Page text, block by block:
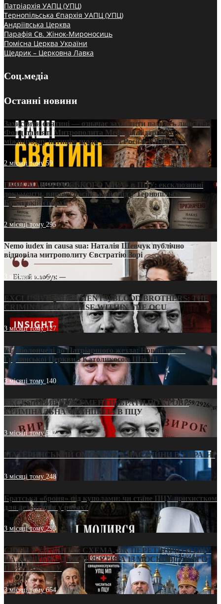
Патріархія УАПЦ (УПЦ)
Тернопільська Єпархія УАПЦ (УПЦ)
Андріївська Церква
Парафія Св. Жінок-Мироносиць
Помісна Церква України
Щедрик – Церковна Лавка
Соц.медіа
Останні новини
Захистити святині — означає захистити пам’ять людства:
Фонд пам’яті Митрополита Мефодія підтримує
міжнародну петицію щодо участі Росії в ЮНЕСКО
2 місяці тому59
ПРИСМАК «РУССЬКОГО МІРА» в ПЦУ: ексклюзивні
документи, вирок і російський слід у Тернопільсько-
Бучацькій єпархії
2 місяці тому 295
Nemo iudex in causa sua: Наталія Шевчук публічно
відповіла митрополиту Євстратію Зорі
3 місяці тому213
EXCLUSIVE (DOCUMENTS)/BLOOD BROTHERS: THE
CRIMINAL FRANCHISE WITHIN THE OCU
3 місяці тому127
Від віолончелі до Патріаршого жезла: Новий шлях
Грузинської Церкви з Католикосом Шіо III
3 місяці тому 140
ЕКСКЛЮЗИВ (ДОКУМЕНТИ)/БРАТИ ПО КРОВІ:
КРИМІНАЛЬНА ФРАНШИЗА В ПЦУ
3 місяці тому542
МАТЕРИНСЬКИЙ ОМОРФОР В ЧАС ВІЙНИ В УКРАЇНІ
3 місяці тому248
Братська «броня» під куполами: чи стане ПЦУ прихистком
для дезертирів у рясах?
3 місяці тому293
СВЯТІ УХИЛЯНТИ: СХЕМА, ЯК ПЕРЕТВОРИТИ ПЦУ
НА «ОФШОР» ДЛЯ ДЕЗЕРТИРА ІЗ МОСКОВСЬКОГО
ПАТРІАРХАТУ
3 місяці тому654